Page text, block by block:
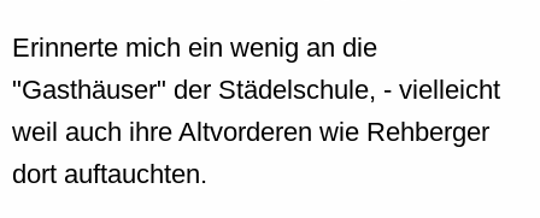
Erinnerte mich ein wenig an die
"Gasthäuser" der Städelschule, - vielleicht
weil auch ihre Altvorderen wie Rehberger
dort auftauchten.